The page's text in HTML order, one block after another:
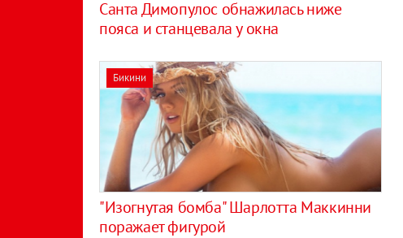
Санта Димопулос обнажилась ниже
пояса и станцевала у окна
Бикини
"Изогнутая бомба" Шарлотта Маккинни
поражает фигурой